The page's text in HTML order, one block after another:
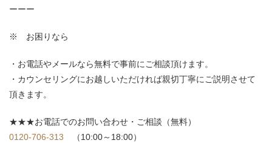
ーーー
※ お困りなら
お電話やメールなら無料で事前にご相談頂けます。
カウンセリングにお越しいただければ親切丁寧にご説明させて
頂きます。
★★★お電話でのお問い合わせ・ご相談（無料）
0120-706-313 （10:00～18:00）